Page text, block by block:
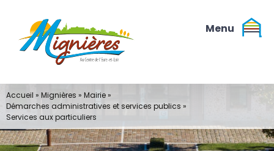
contenu
Accueil » Mignières » Mairie»
Démarches administratives et services publics »
Services aux particuliers